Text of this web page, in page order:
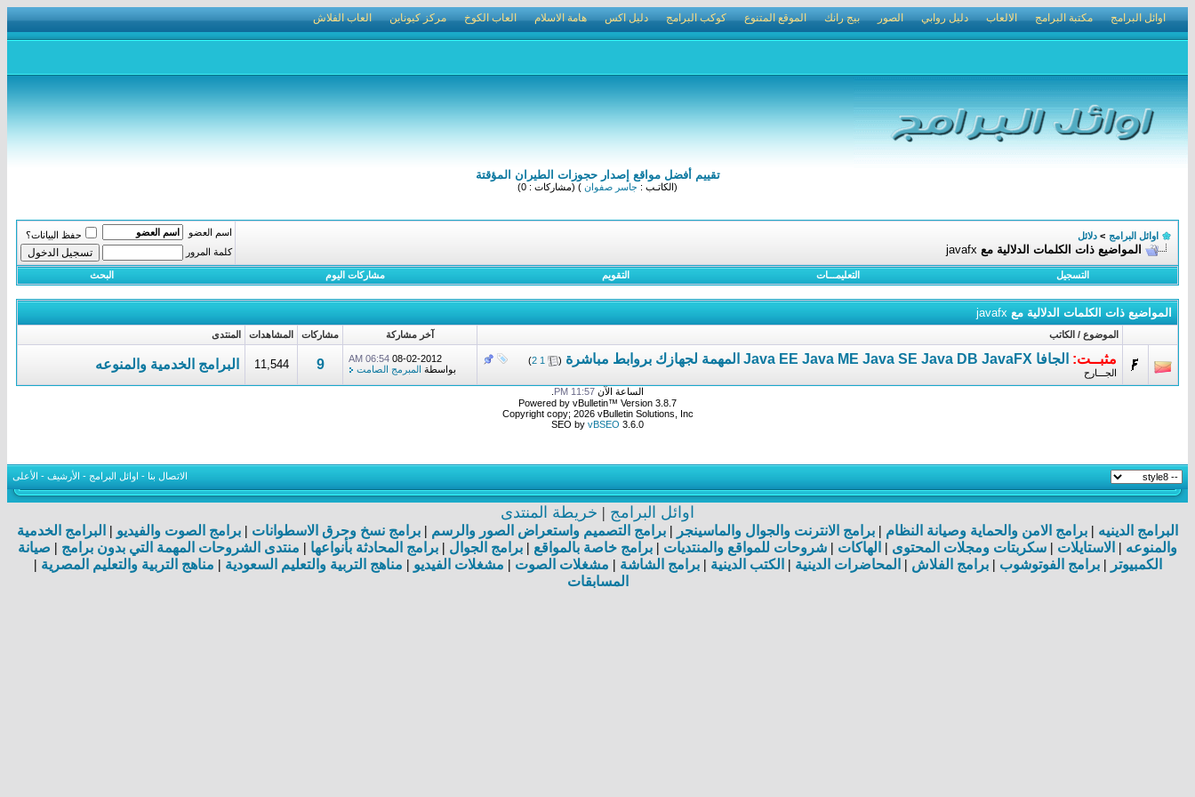
اوائل البرامج مكتبة البرامج الالعاب دليل روابي الصور بيج رانك الموقع المتنوع كوكب البرامج دليل اكس هامة الاسلام العاب الكوخ مركز كيوناين العاب الفلاش
تقييم أفضل مواقع إصدار حجوزات الطيران المؤقتة
(الكاتـب : جاسر صفوان ) (مشاركات : 0)
اوائل البرامج > دلائل
المواضيع ذات الكلمات الدلالية مع javafx
اسم العضو
حفظ البيانات؟
كلمة المرور
التسجيل التعليمـــات التقويم مشاركات اليوم البحث
المواضيع ذات الكلمات الدلالية مع javafx
الموضوع / الكاتب آخر مشاركة مشاركات المشاهدات المنتدى
مثبــت: الجافا Java EE Java ME Java SE Java DB JavaFX المهمة لجهازك بروابط مباشرة (
1
2
)
الجـــارح
08-02-2012
06:54 AM
بواسطة المبرمج الصامت 9
11,544 البرامج الخدمية والمنوعه
الساعة الآن 11:57 PM
Powered by vBulletin™ Version 3.8.7
Copyright copy; 2026 vBulletin Solutions, Inc
SEO by vBSEO 3.6.0
الاتصال بنا - اوائل البرامج - الأرشيف - الأعلى
اوائل البرامج | خريطة المنتدى
البرامج الدينيه | برامج الامن والحماية وصيانة النظام | برامج الانترنت والجوال والماسينجر | برامج التصميم واستعراض الصور والرسم | برامج نسخ وحرق الاسطوانات | برامج الصوت والفيديو | البرامج الخدمية
والمنوعه | الاستايلات | سكربتات ومجلات المحتوى | الهاكات | شروحات للمواقع والمنتديات | برامج خاصة بالمواقع | برامج الجوال | برامج المحادثة بأنواعها | منتدى الشروحات المهمة التي بدون برامج | صيانة
الكمبيوتر |برامج الفوتوشوب |برامج الفلاش | المحاضرات الدينية | الكتب الدينية |برامج الشاشة | مشغلات الصوت | مشغلات الفيديو | مناهج التربية والتعليم السعودية | مناهج التربية والتعليم المصرية |
المسابقات